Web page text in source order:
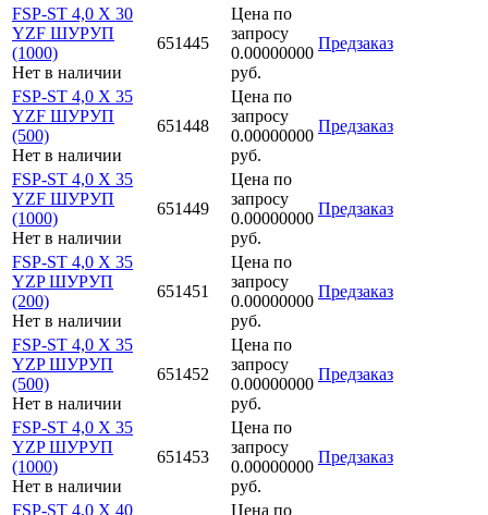
FSP-ST 4,0 X 30
YZF ШУРУП
(1000)
Нет в наличии
651445
Цена по
запросу
0.00000000
руб.
Предзаказ
FSP-ST 4,0 X 35
YZF ШУРУП
(500)
Нет в наличии
651448
Цена по
запросу
0.00000000
руб.
Предзаказ
FSP-ST 4,0 X 35
YZF ШУРУП
(1000)
Нет в наличии
651449
Цена по
запросу
0.00000000
руб.
Предзаказ
FSP-ST 4,0 X 35
YZP ШУРУП
(200)
Нет в наличии
651451
Цена по
запросу
0.00000000
руб.
Предзаказ
FSP-ST 4,0 X 35
YZP ШУРУП
(500)
Нет в наличии
651452
Цена по
запросу
0.00000000
руб.
Предзаказ
FSP-ST 4,0 X 35
YZP ШУРУП
(1000)
Нет в наличии
651453
Цена по
запросу
0.00000000
руб.
Предзаказ
FSP-ST 4,0 X 40 Цена по